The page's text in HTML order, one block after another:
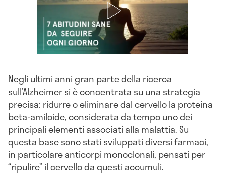
Negli ultimi anni gran parte della ricerca
sull’Alzheimer si è concentrata su una strategia
precisa: ridurre o eliminare dal cervello la proteina
beta-amiloide, considerata da tempo uno dei
principali elementi associati alla malattia. Su
questa base sono stati sviluppati diversi farmaci,
in particolare anticorpi monoclonali, pensati per
“ripulire” il cervello da questi accumuli.